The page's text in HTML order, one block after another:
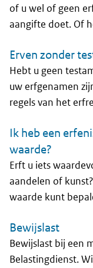
of u wel of geen
aangifte doet. Of
Erven zonder
Hebt u geen
uw erfgenamen
regels van het
Ik heb een
waarde?
Erft u iets
aandelen of
waarde kunt
Bewijslast
Bewijslast bij een
Belastingdienst.